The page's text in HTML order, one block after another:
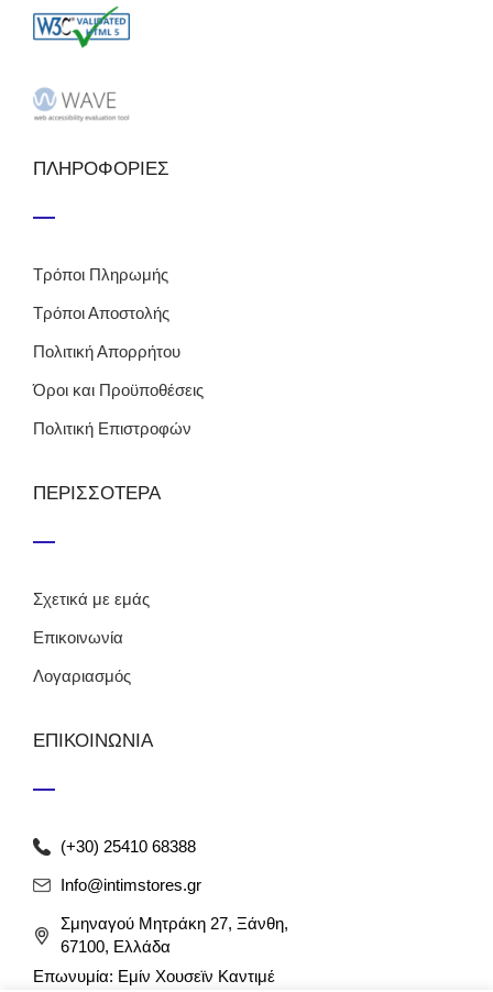
ΠΛΗΡΟΦΟΡΙΕΣ
Τρόποι Πληρωμής
Τρόποι Αποστολής
Πολιτική Απορρήτου
Όροι και Προϋποθέσεις
Πολιτική Επιστροφών
ΠΕΡΙΣΣΟΤΕΡΑ
Σχετικά με εμάς
Επικοινωνία
Λογαριασμός
ΕΠΙΚΟΙΝΩΝΙΑ
(+30) 25410 68388
Info@intimstores.gr
Σμηναγού Μητράκη 27, Ξάνθη,
67100, Ελλάδα
Επωνυμία: Εμίν Χουσεϊν Καντιμέ